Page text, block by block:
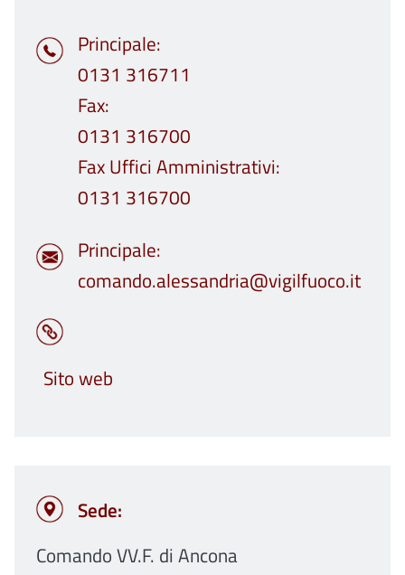
Principale
0131 316711
Fax
0131 316700
Fax Uffici Amministrativi
0131 316700
Principale
comando.alessandria@vigilfuoco.it
Sito web
Sede:
Comando VV.F. di Ancona